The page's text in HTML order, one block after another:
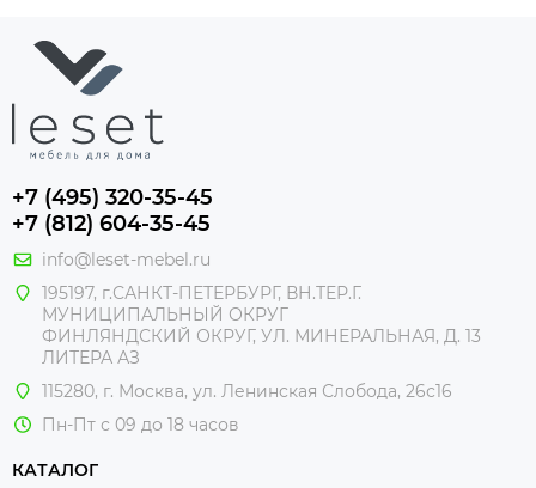
+7 (495) 320-35-45
+7 (812) 604-35-45
info@leset-mebel.ru
195197, г.САНКТ-ПЕТЕРБУРГ, ВН.ТЕР.Г.
МУНИЦИПАЛЬНЫЙ ОКРУГ
ФИНЛЯНДСКИЙ ОКРУГ, УЛ. МИНЕРАЛЬНАЯ, Д. 13
ЛИТЕРА АЗ
115280, г. Москва, ул. Ленинская Слобода, 26с16
Пн-Пт с 09 до 18 часов
КАТАЛОГ